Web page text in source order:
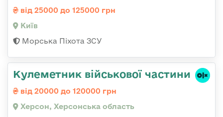
від 25000 до 125000 грн
Київ
Морська Піхота ЗСУ
Кулеметник військової частини
від 20000 до 120000 грн
Херсон, Херсонська область